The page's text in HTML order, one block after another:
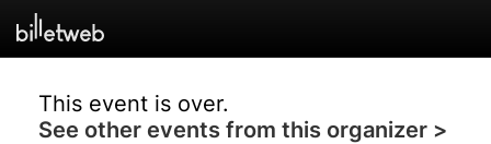
This event is over.
See other events from this organizer >